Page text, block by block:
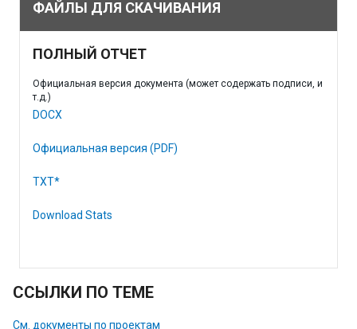
ФАЙЛЫ ДЛЯ СКАЧИВАНИЯ
ПОЛНЫЙ ОТЧЕТ
Официальная версия документа (может содержать подписи, и
т.д.)
DOCX
Официальная версия (PDF)
TXT*
Download Stats
ССЫЛКИ ПО ТЕМЕ
См. документы по проектам